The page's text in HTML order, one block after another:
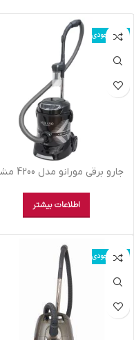
اتمام موجودی
جارو برقی مورانو مدل 4200 مشکی
اطلاعات بیشتر
اتمام موجودی